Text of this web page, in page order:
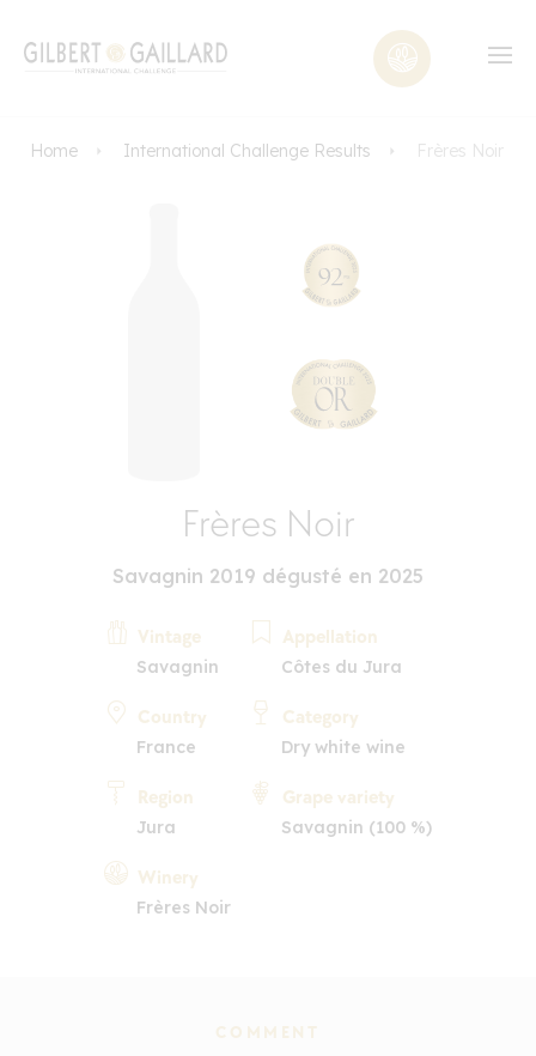
Home International Challenge Results Frères Noir
Frères Noir
Savagnin 2019 dégusté en 2025
Vintage
Savagnin
Country
France
Region
Jura
Winery
Frères Noir
Appellation
Côtes du Jura
Category
Dry white wine
Grape variety
Savagnin (100 %)
COMMENT